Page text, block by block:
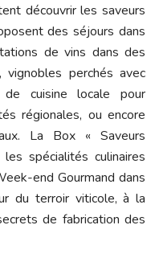
découvrir les saveurs
des séjours dans
de vins dans des
perchés avec
de cuisine locale pour
régionales, ou encore
La Box « Saveurs
spécialités culinaires
end Gourmand dans
du terroir viticole, à la
de fabrication des